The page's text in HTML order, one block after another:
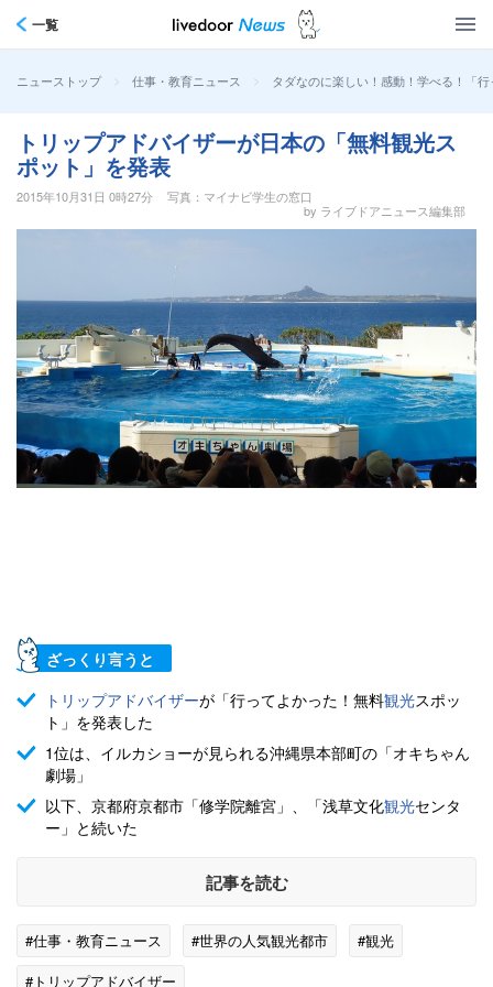
一覧
ニューストップ > 仕事・教育ニュース > タダなのに楽しい！感動！学べる！「
トリップアドバイザーが日本の「無料観光ス
ポット」を発表
2015年10月31日 0時27分
写真：マイナビ学生の窓口
by ライブドアニュース編集部
ざっくり言うと
トリップアドバイザーが「行ってよかった！無料観光スポッ
ト」を発表した
1位は、イルカショーが見られる沖縄県本部町の「オキちゃん
劇場」
以下、京都府京都市「修学院離宮」、「浅草文化観光センタ
ー」と続いた
記事を読む
#仕事・教育ニュース #世界の人気観光都市
#観光
#トリップアドバイザー